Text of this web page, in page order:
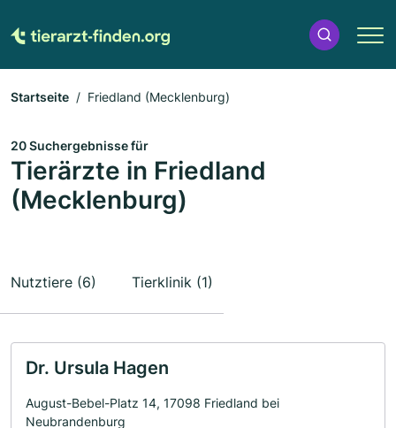
Startseite Friedland (Mecklenburg)
20 Suchergebnisse für
Tierärzte in Friedland
(Mecklenburg)
Nutztiere (6) Tierklinik (1)
Dr. Ursula Hagen
August-Bebel-Platz 14, 17098 Friedland bei
Neubrandenburg